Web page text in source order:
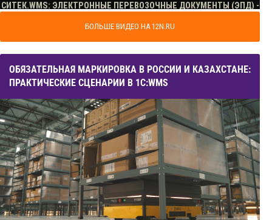
БОЛЬШЕ ВИДЕО НА 12N.RU
ОБЯЗАТЕЛЬНАЯ МАРКИРОВКА В РОССИИ И КАЗАХСТАНЕ:
ПРАКТИЧЕСКИЕ СЦЕНАРИИ В 1С:WMS